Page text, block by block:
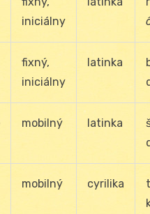
iniciálny
fixný,
iniciálny
latinka
mobilný latinka
mobilný cyrilika